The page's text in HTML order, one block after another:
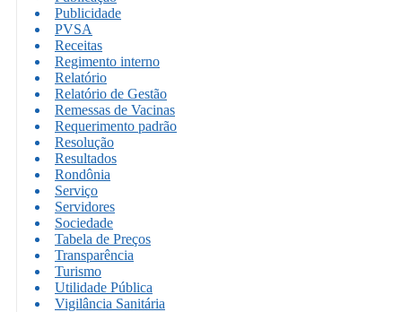
Publicidade
PVSA
Receitas
Regimento interno
Relatório
Relatório de Gestão
Remessas de Vacinas
Requerimento padrão
Resolução
Resultados
Rondônia
Serviço
Servidores
Sociedade
Tabela de Preços
Transparência
Turismo
Utilidade Pública
Vigilância Sanitária